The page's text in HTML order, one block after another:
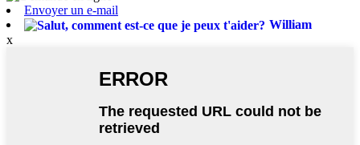
Envoyer un e-mail
William
x